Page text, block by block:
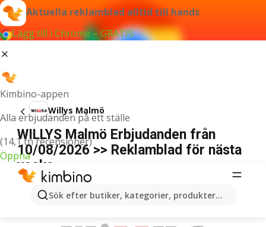
Aktuella reklamblad alltid till hands
Lägg till i Chrome – GRATIS
Kimbino-appen
Alla erbjudanden på ett ställe
(14,1 tn recensioner)
Öppna
Sök efter butiker, kategorier, produkter...
Willys Malmö
WILLYS Malmö Erbjudanden från
10/08/2026 >> Reklamblad för nästa
vecka